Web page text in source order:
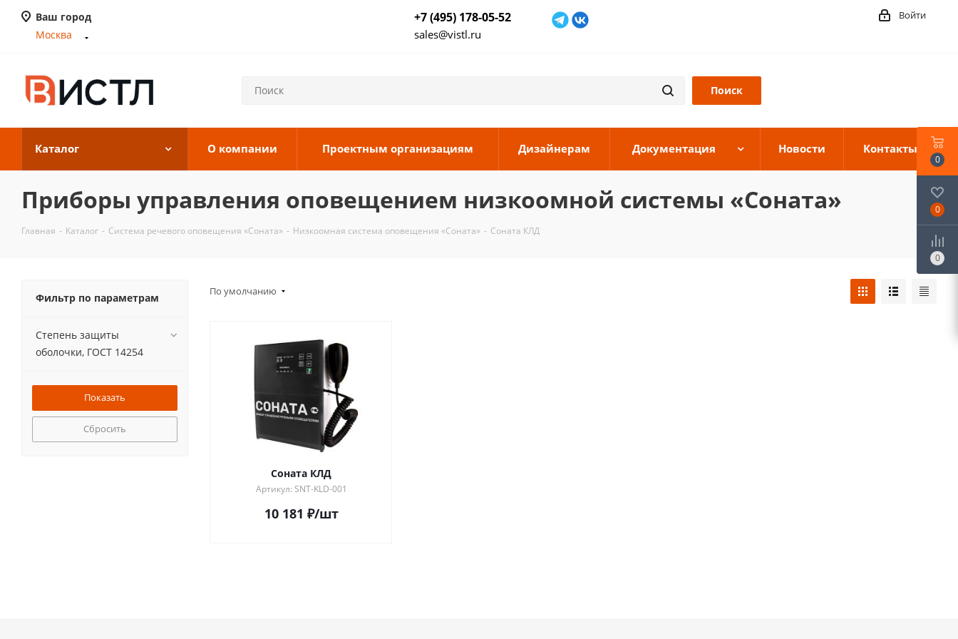
Ваш город
Москва
+7 (495) 178-05-52
sales@vistl.ru
Войти
Каталог О компании Проектным организациям Дизайнерам Документация Новости Контакты
Приборы управления оповещением низкоомной системы «Соната»
Главная - Каталог - Система речевого оповещения «Соната» - Низкоомная система оповещения «Соната» - Соната КЛД
По умолчанию
Соната КЛД
Артикул: SNT-KLD-001
10 181 ₽/шт
Фильтр по параметрам
Степень защиты
оболочки, ГОСТ 14254
Сбросить
0
0
0